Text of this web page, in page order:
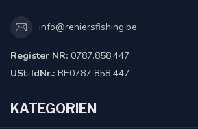
info@reniersfishing.be
Register NR: 0787.858.447
USt-IdNr.: BE0787 858 447
KATEGORIEN